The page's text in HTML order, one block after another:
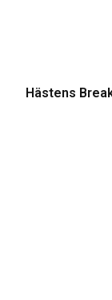
Hästens